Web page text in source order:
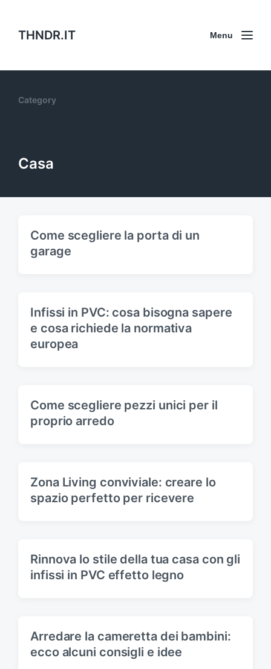
THNDR.IT Menu
Category
Casa
Come scegliere la porta di un
garage
Infissi in PVC: cosa bisogna sapere
e cosa richiede la normativa
europea
Come scegliere pezzi unici per il
proprio arredo
Zona Living conviviale: creare lo
spazio perfetto per ricevere
Rinnova lo stile della tua casa con gli
infissi in PVC effetto legno
Arredare la cameretta dei bambini:
ecco alcuni consigli e idee